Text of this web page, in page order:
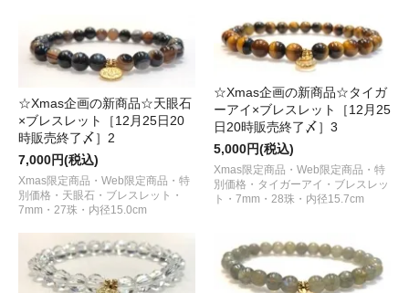
☆Xmas企画の新商品☆天眼石
×ブレスレット［12月25日20
時販売終了〆］2
7,000円(税込)
Xmas限定商品・Web限定商品・特
別価格・天眼石・ブレスレット・
7mm・27珠・内径15.0cm
☆Xmas企画の新商品☆タイガ
ーアイ×ブレスレット［12月25
日20時販売終了〆］3
5,000円(税込)
Xmas限定商品・Web限定商品・特
別価格・タイガーアイ・ブレスレッ
ト・7mm・28珠・内径15.7cm